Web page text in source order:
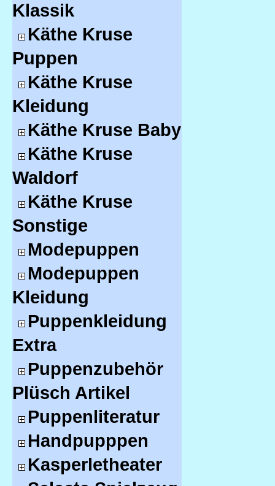
Klassik
Käthe Kruse
Puppen
Käthe Kruse
Kleidung
Käthe Kruse Baby
Käthe Kruse
Waldorf
Käthe Kruse
Sonstige
Modepuppen
Modepuppen
Kleidung
Puppenkleidung
Extra
Puppenzubehör
Plüsch Artikel
Puppenliteratur
Handpupppen
Kasperletheater